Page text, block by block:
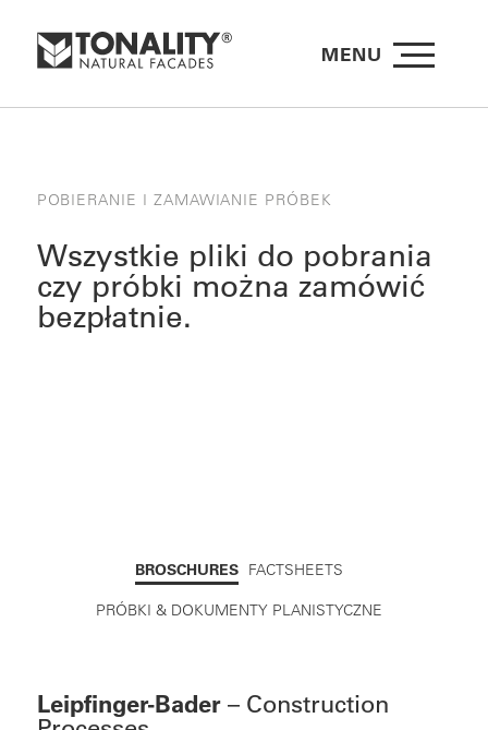
MENU
POBIERANIE I ZAMAWIANIE PRÓBEK
Wszystkie pliki do pobrania
czy próbki można zamówić
bezpłatnie.
BROSCHURES FACTSHEETS
PRÓBKI & DOKUMENTY PLANISTYCZNE
Leipfinger-Bader– Construction